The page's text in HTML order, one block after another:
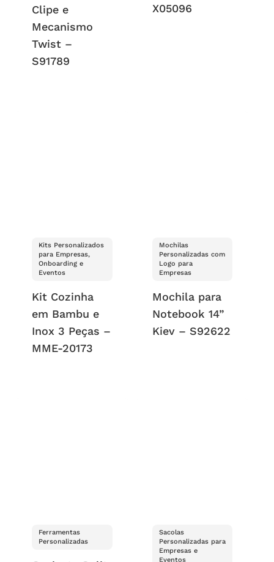
Clipe e
Mecanismo
Twist –
S91789
X05096
Kits Personalizados
para Empresas,
Onboarding e
Eventos
Kit Cozinha
em Bambu e
Inox 3 Peças –
MME-20173
Mochilas
Personalizadas com
Logo para
Empresas
Mochila para
Notebook 14”
Kiev – S92622
Ferramentas
Personalizadas
Sacolas
Personalizadas para
Empresas e
Eventos